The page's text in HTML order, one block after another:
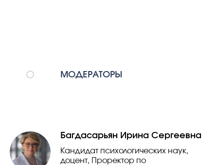
МОДЕРАТОРЫ
Багдасарьян Ирина Сергеевна
Кандидат психологических наук,
доцент, Проректор по